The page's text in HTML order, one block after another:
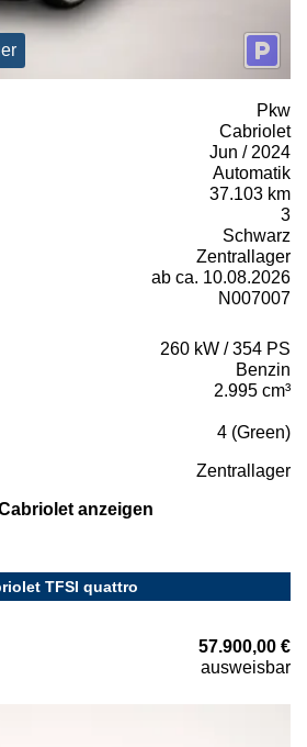
Pkw
Cabriolet
Jun / 2024
Automatik
37.103 km
3
Schwarz
Zentrallager
ab ca. 10.08.2026
N007007
260 kW / 354 PS
Benzin
2.995 cm³
4 (Green)
Zentrallager
anzeigen
TFSI quattro
57.900,00 €
ausweisbar